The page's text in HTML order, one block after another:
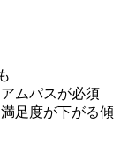
ムパスが必須
足度が下がる傾